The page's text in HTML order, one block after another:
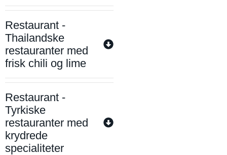
Restaurant -
Thailandske
restauranter med
frisk chili og lime
Restaurant -
Tyrkiske
restauranter med
krydrede
specialiteter